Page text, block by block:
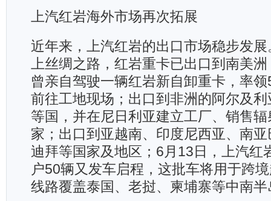
上汽红岩海外市场再次拓展
近年来，上汽红岩的出口市场稳步发
上丝绸之路，红岩重卡已出口到南美
曾亲自驾驶一辆红岩新自卸重卡，率
前往工地现场；出口到非洲的阿尔及
等国，并在尼日利亚建立工厂、销售
家；出口到亚越南、印度尼西亚、南
迪拜等国家及地区；6月13日，上汽红
户50辆又发车启程，这批车将用于跨
线路覆盖泰国、老挝、柬埔寨等中南